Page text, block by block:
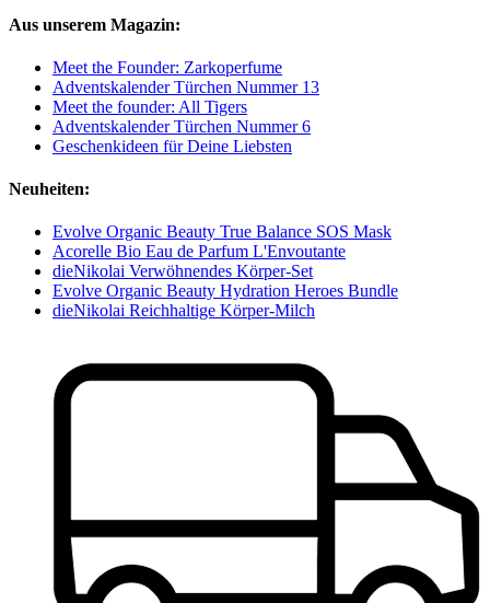
Aus unserem Magazin:
Meet the Founder: Zarkoperfume
Adventskalender Türchen Nummer 13
Meet the founder: All Tigers
Adventskalender Türchen Nummer 6
Geschenkideen für Deine Liebsten
Neuheiten:
Evolve Organic Beauty True Balance SOS Mask
Acorelle Bio Eau de Parfum L'Envoutante
dieNikolai Verwöhnendes Körper-Set
Evolve Organic Beauty Hydration Heroes Bundle
dieNikolai Reichhaltige Körper-Milch